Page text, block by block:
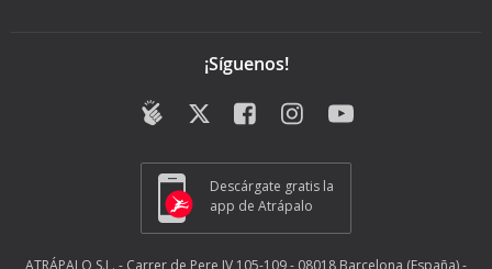
¡Síguenos!
Descárgate gratis la
app de Atrápalo
ATRÁPALO S.L. - Carrer de Pere IV 105-109 - 08018 Barcelona (España) -